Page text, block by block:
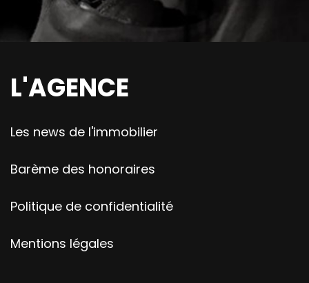
L'AGENCE
Les news de l'immobilier
Barème des honoraires
Politique de confidentialité
Mentions légales